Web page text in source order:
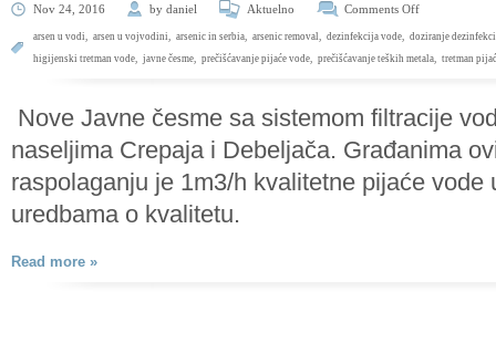
Nov 24, 2016 by daniel Aktuelno Comments Off
arsen u vodi, arsen u vojvodini, arsenic in serbia, arsenic removal, dezinfekcija vode, doziranje
higijenski tretman vode, javne česme, prečišćavanje pijaće vode, prečišćavanje teških metala, tretman
Nove Javne česme sa sistemom filtracije
naseljima Crepaja i Debeljača. Građanima
raspolaganju je 1m3/h kvalitetne pijaće vode
uredbama o kvalitetu.
Read more »